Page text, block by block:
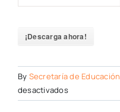
¡Descarga ahora!
By Secretaría de Educación
desactivadosen